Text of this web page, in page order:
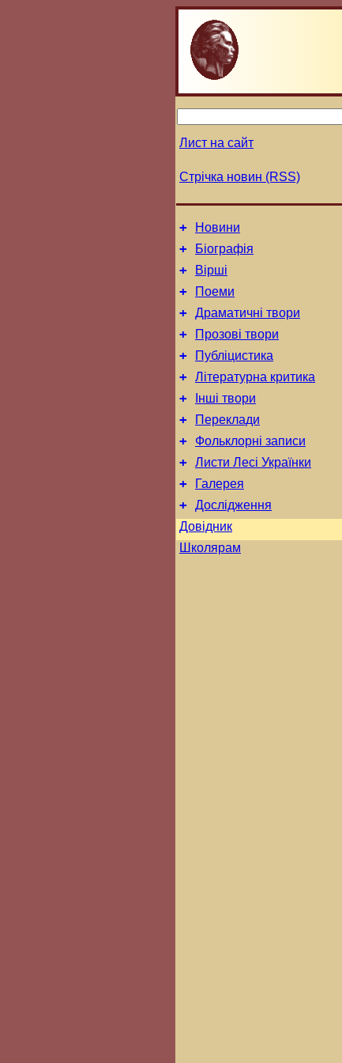
Лист на сайт
Стрічка новин (RSS)
+ Новини
+ Біографія
+ Вірші
+ Поеми
+ Драматичні твори
+ Прозові твори
+ Публіцистика
+ Літературна критика
+ Інші твори
+ Переклади
+ Фольклорні записи
+ Листи Лесі Українки
+ Галерея
+ Дослідження
Довідник
Школярам